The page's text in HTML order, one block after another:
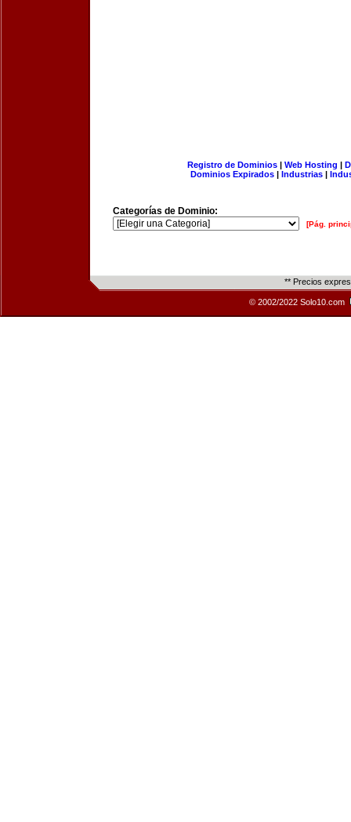
Registro de Dominios| Web Hosting |
Dominios Expirados | Industrias |
Categorías de Dominio:
[Pág.
** Precios
© 2002/2022 Solo10.com